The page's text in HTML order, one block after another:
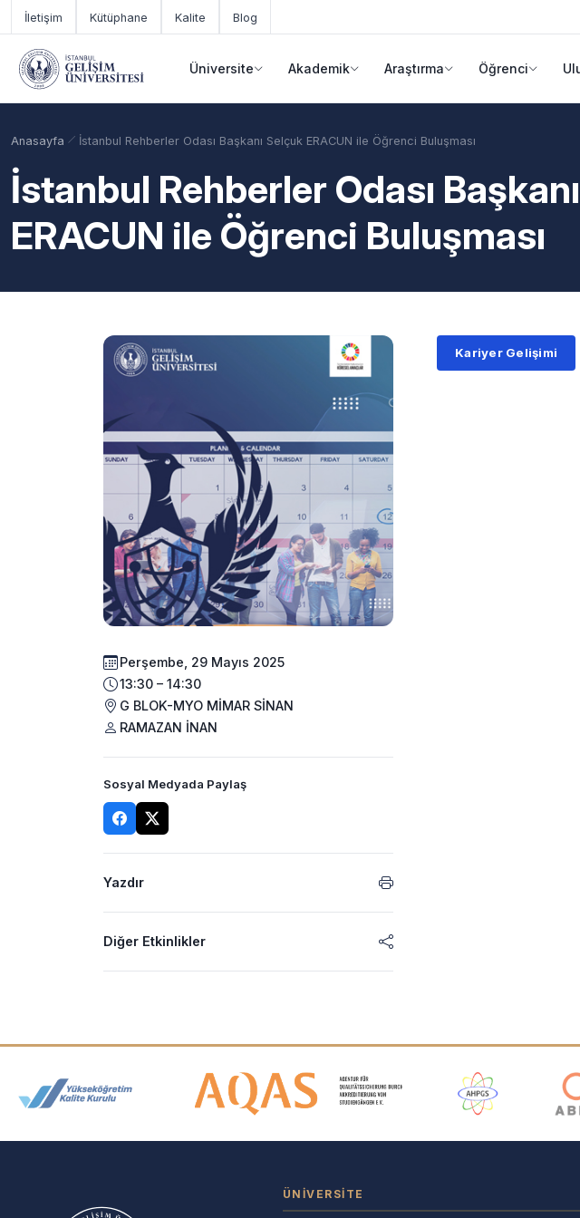
Ana içeriğe geç
İletişim Kütüphane Kalite Blog
Üniversite Akademik Araştırma Öğrenci
Akademik Takvim Burslar
Anasayfa İstanbul Rehberler Odası Başkanı Selçuk ERACUN ile Öğrenci Buluşması
İstanbul Rehberler Odası
ERACUN ile Öğrenci Buluşması
Perşembe, 29 Mayıs 2025
13:30 – 14:30
G BLOK-MYO MİMAR SİNAN
RAMAZAN İNAN
Sosyal Medyada Paylaş
Yazdır
Diğer Etkinlikler
Kariyer Gelişimi
Akreditasyon ve Üyelik Logoları
ÜNIVERSITE